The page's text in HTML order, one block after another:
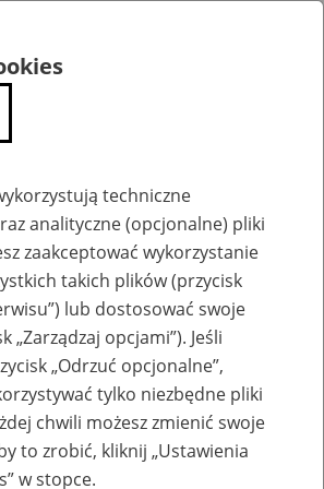
siebie: Aktywni 50+
techniczne
analityczne (opcjonalne) pliki
zaakceptować wykorzystanie
takich plików (przycisk
lub dostosować swoje
„Zarządzaj opcjami”). Jeśli
„Odrzuć opcjonalne”,
tylko niezbędne pliki
chwili możesz zmienić swoje
to zrobić, kliknij „Ustawienia
w stopce.